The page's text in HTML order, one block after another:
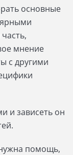
основные
мнение
с другими
и зависеть он
помощь,